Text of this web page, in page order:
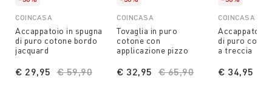
COINCASA
Accappatoio in spugna
di puro cotone bordo
jacquard
Price reduced from
€ 59,90
€ 29,95
COINCASA
Tovaglia in puro
cotone con
applicazione pizzo
Price reduced from
€ 65,90
€ 32,95
COINCASA
Accappatoio
di puro
a treccia
€ 34,95